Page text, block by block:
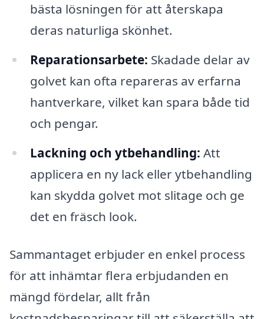
bästa lösningen för att återskapa
deras naturliga skönhet.
Reparationsarbete: Skadade delar av
golvet kan ofta repareras av erfarna
hantverkare, vilket kan spara både tid
och pengar.
Lackning och ytbehandling: Att
applicera en ny lack eller ytbehandling
kan skydda golvet mot slitage och ge
det en fräsch look.
Sammantaget erbjuder en enkel process
för att inhämtar flera erbjudanden en
mängd fördelar, allt från